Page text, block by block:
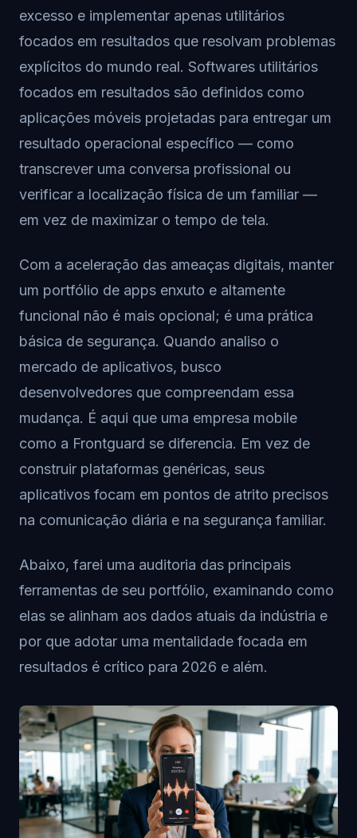
excesso e implementar apenas utilitários
focados em resultados que resolvam problemas
explícitos do mundo real. Softwares utilitários
focados em resultados são definidos como
aplicações móveis projetadas para entregar um
resultado operacional específico — como
transcrever uma conversa profissional ou
verificar a localização física de um familiar —
em vez de maximizar o tempo de tela.
Com a aceleração das ameaças digitais, manter
um portfólio de apps enxuto e altamente
funcional não é mais opcional; é uma prática
básica de segurança. Quando analiso o
mercado de aplicativos, busco
desenvolvedores que compreendam essa
mudança. É aqui que uma empresa mobile
como a Frontguard se diferencia. Em vez de
construir plataformas genéricas, seus
aplicativos focam em pontos de atrito precisos
na comunicação diária e na segurança familiar.
Abaixo, farei uma auditoria das principais
ferramentas de seu portfólio, examinando como
elas se alinham aos dados atuais da indústria e
por que adotar uma mentalidade focada em
resultados é crítico para 2026 e além.